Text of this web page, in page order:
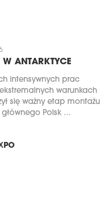
ANTARKTYCE
intensywnych prac
warunkach
się ważny etap montażu
Polsk ...